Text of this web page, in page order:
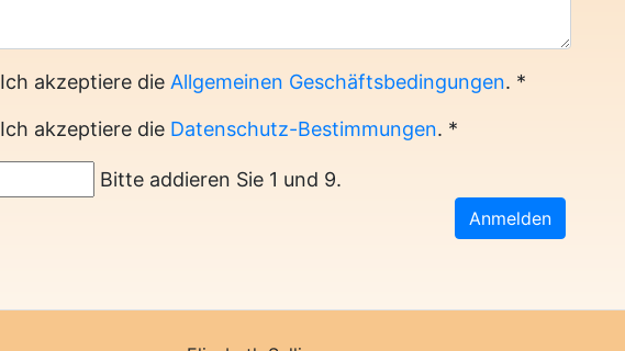
Ich akzeptiere die Allgemeinen Geschäftsbedingungen. *
Ich akzeptiere die Datenschutz-Bestimmungen. *
Bitte addieren Sie 1 und 9.
Anmelden